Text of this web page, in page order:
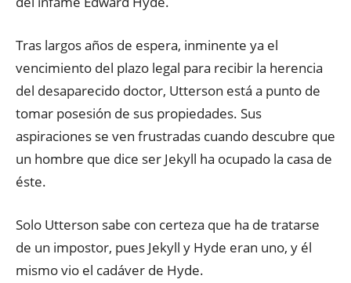
Tras largos años de espera, inminente ya el
vencimiento del plazo legal para recibir la herencia
del desaparecido doctor, Utterson está a punto de
tomar posesión de sus propiedades. Sus
aspiraciones se ven frustradas cuando descubre que
un hombre que dice ser Jekyll ha ocupado la casa de
éste.
Solo Utterson sabe con certeza que ha de tratarse
de un impostor, pues Jekyll y Hyde eran uno, y él
mismo vio el cadáver de Hyde.